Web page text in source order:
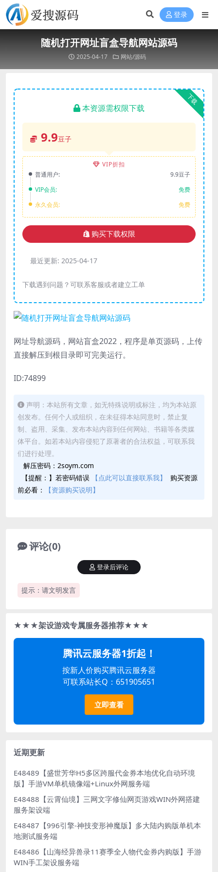
登录
随机打开网址盲盒导航网站源码
2025-04-17 网站/源码
下载
本资源需权限下载
9.9豆子
VIP折扣
普通用户:
9.9豆子
VIP会员:
免费
永久会员:
免费
购买下载权限
最近更新: 2025-04-17
下载遇到问题？可联系客服或者建立工单
网址导航源码，网站盲盒2022，程序是单页源码，上传
直接解压到根目录即可完美运行。
ID:74899
声明：本站所有文章，如无特殊说明或标注，均为本站原
创发布。任何个人或组织，在未征得本站同意时，禁止复
制、盗用、采集、发布本站内容到任何网站、书籍等各类媒
体平台。如若本站内容侵犯了原著者的合法权益，可联系我
们进行处理。
解压密码：2soym.com
【提醒：】若密码错误
【点此可以直接联系我】
购买资源
前必看：
【资源购买说明】
评论(0)
提示：请文明发言
登录后评论
★★★架设游戏专属服务器推荐★★★
腾讯云服务器1折起！
按新人价购买腾讯云服务器
可联系站长Q：651905651
立即查看
近期更新
E48489【盛世芳华H5多区跨服代金券本地优化自动环境
版】手游VM单机镜像端+Linux外网服务端
E48488【云霄仙境】三网文字修仙网页游戏WIN外网搭建
服务架设端
E48487【996引擎-神技变形神魔版】多大陆内购版单机本
地测试服务端
E48486【山海经异兽录11赛季全人物代金券内购版】手游
WIN手工架设服务端